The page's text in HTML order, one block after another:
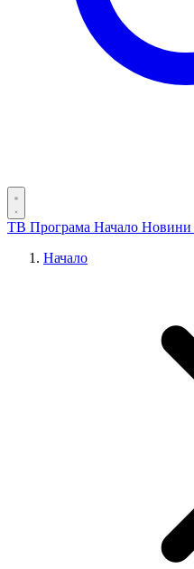
ТВ Програма Начало Новини
Начало